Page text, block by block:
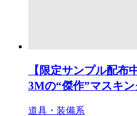
【限定サンプル配布
3Mの“傑作”マスキ
道具・装備系